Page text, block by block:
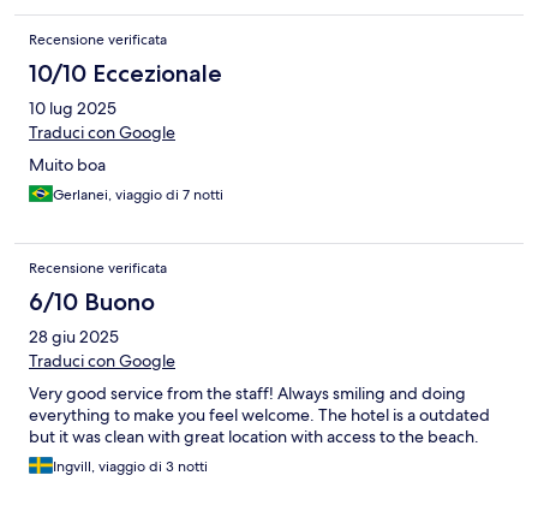
Recensione verificata
10/10 Eccezionale
10 lug 2025
Traduci con Google
Muito boa
Gerlanei, viaggio di 7 notti
Recensione verificata
6/10 Buono
28 giu 2025
Traduci con Google
Very good service from the staff! Always smiling and doing
everything to make you feel welcome. The hotel is a outdated
but it was clean with great location with access to the beach.
Ingvill, viaggio di 3 notti